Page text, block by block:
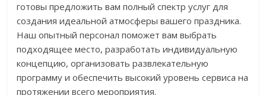
готовы предложить вам полный спектр услуг для
создания идеальной атмосферы вашего праздника.
Наш опытный персонал поможет вам выбрать
подходящее место, разработать индивидуальную
концепцию, организовать развлекательную
программу и обеспечить высокий уровень сервиса на
протяжении всего мероприятия.